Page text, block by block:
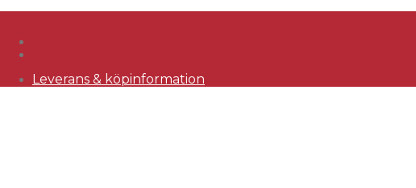
Leverans & köpinformation